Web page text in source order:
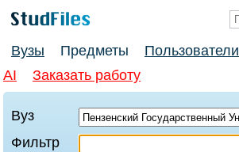
Вузы Предметы Пользователи
AI
Заказать работу
Вуз
Фильтр